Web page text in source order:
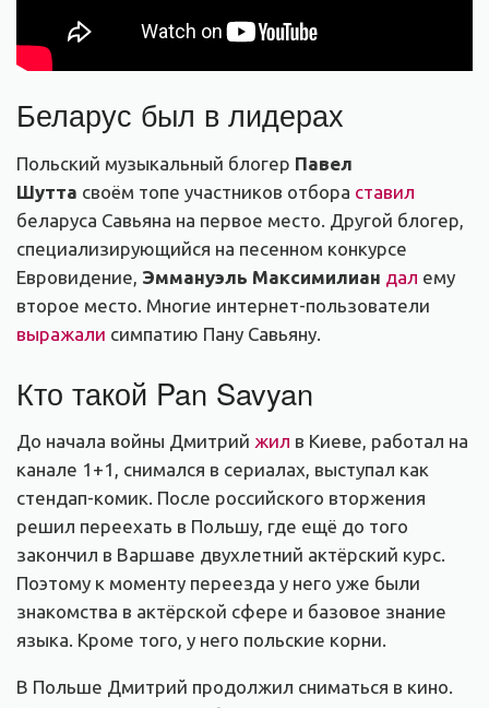
Беларус был в лидерах
Польский музыкальный блогер Павел
Шутта своём топе участников отбора ставил
беларуса Савьяна на первое место. Другой блогер,
специализирующийся на песенном конкурсе
Евровидение, Эммануэль Максимилиан дал ему
второе место. Многие интернет-пользователи
выражали симпатию Пану Савьяну.
Кто такой Pan Savyan
До начала войны Дмитрий жил в Киеве, работал на
канале 1+1, снимался в сериалах, выступал как
стендап-комик. После российского вторжения
решил переехать в Польшу, где ещё до того
закончил в Варшаве двухлетний актёрский курс.
Поэтому к моменту переезда у него уже были
знакомства в актёрской сфере и базовое знание
языка. Кроме того, у него польские корни.
В Польше Дмитрий продолжил сниматься в кино.